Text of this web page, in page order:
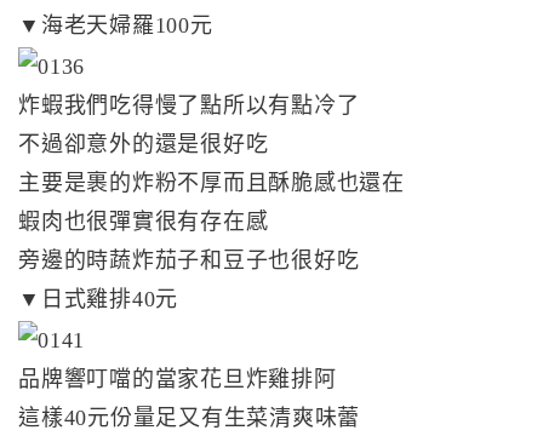
▼海老天婦羅100元
炸蝦我們吃得慢了點所以有點冷了
不過卻意外的還是很好吃
主要是裹的炸粉不厚而且酥脆感也還在
蝦肉也很彈實很有存在感
旁邊的時蔬炸茄子和豆子也很好吃
▼日式雞排40元
品牌響叮噹的當家花旦炸雞排阿
這樣40元份量足又有生菜清爽味蕾